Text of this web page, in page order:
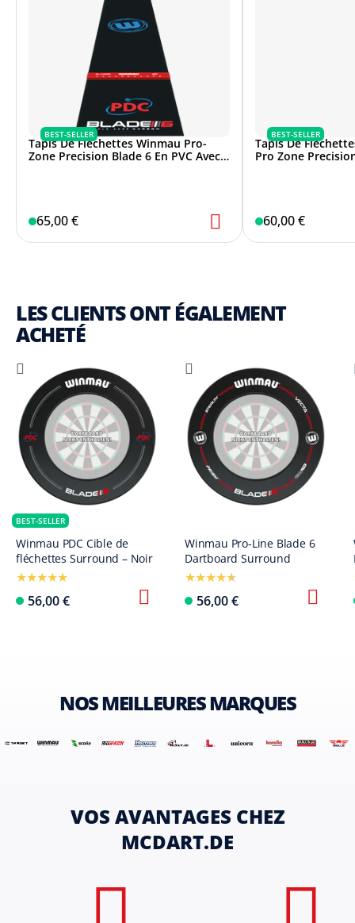
BEST-SELLER
Tapis De Fléchettes Winmau Pro-
Zone Precision Blade 6 En PVC Avec
65,00 €
BEST-SELLER
Tapis De
Pro Zone
60,00 €
LES CLIENTS ONT ÉGALEMENT
ACHETÉ
BEST-SELLER
Winmau PDC Cible de
fléchettes Surround – Noir
56,00 €
Winmau Pro-Line Blade 6
Dartboard Surround
56,00 €
NOS MEILLEURES MARQUES
VOS AVANTAGES CHEZ
MCDART.DE